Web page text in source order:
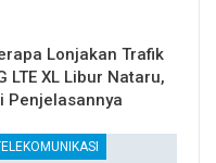
Lonjakan Trafik
LTE XL Libur Nataru,
Penjelasannya